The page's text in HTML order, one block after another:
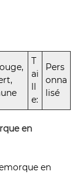
T
ai
ll
e:
Pers
onna
lisé
en
en